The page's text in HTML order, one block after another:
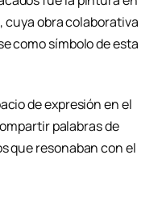
cuya obra colaborativa
como símbolo de esta
de expresión en el
palabras de
que resonaban con el